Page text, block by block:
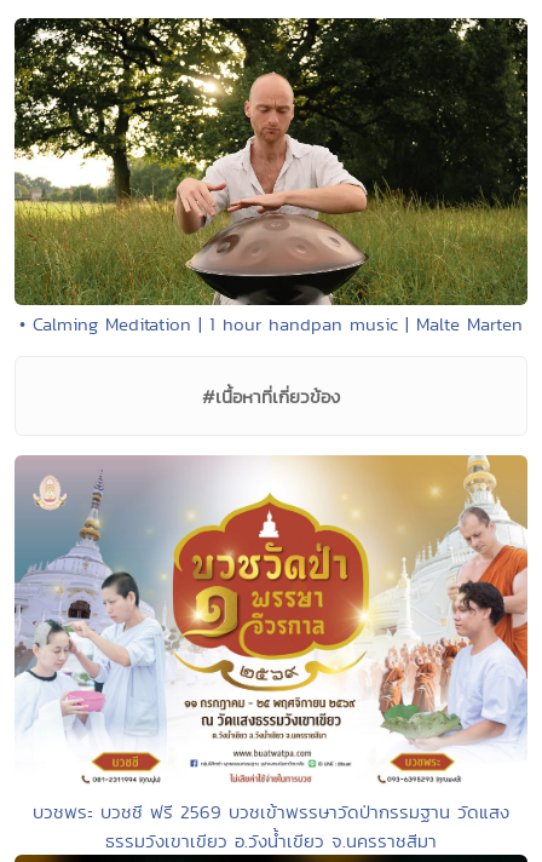
• Calming Meditation | 1 hour handpan music | Malte Marten
#เนื้อหาที่เกี่ยวข้อง
บวชพระ บวชชี ฟรี 2569 บวชเข้าพรรษาวัดป่ากรรมฐาน วัดแสง
ธรรมวังเขาเขียว อ.วังน้ำเขียว จ.นครราชสีมา